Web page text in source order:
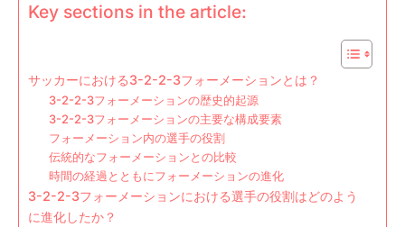
Key sections in the article:
サッカーにおける3-2-2-3フォーメーションとは？
3-2-2-3フォーメーションの歴史的起源
3-2-2-3フォーメーションの主要な構成要素
フォーメーション内の選手の役割
伝統的なフォーメーションとの比較
時間の経過とともにフォーメーションの進化
3-2-2-3フォーメーションにおける選手の役割はどのよう
に進化したか？